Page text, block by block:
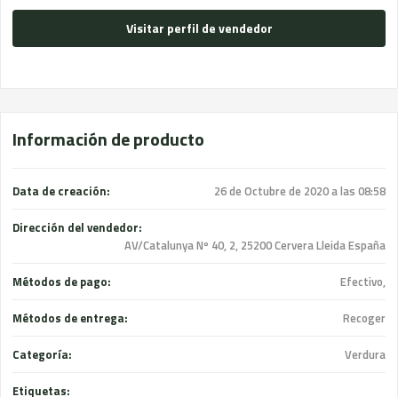
Visitar perfil de vendedor
Información de producto
Data de creación: 26 de Octubre de 2020 a las 08:58
Dirección del vendedor:
AV/Catalunya Nº 40, 2, 25200 Cervera Lleida España
Métodos de pago: Efectivo,
Métodos de entrega: Recoger
Categoría: Verdura
Etiquetas: